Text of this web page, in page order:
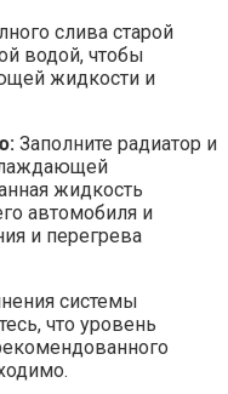
слива старой
водой, чтобы
жидкости и
Заполните радиатор и
жидкость
автомобиля и
и перегрева
системы
что уровень